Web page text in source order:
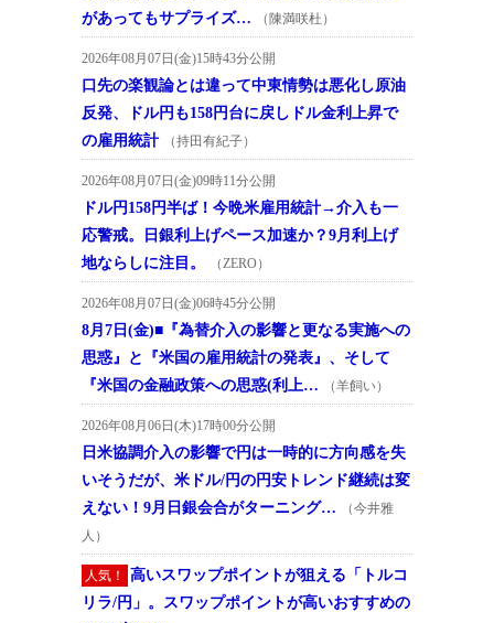
があってもサプライズ…
（陳満咲杜）
2026年08月07日(金)15時43分公開
口先の楽観論とは違って中東情勢は悪化し原油
反発、ドル円も158円台に戻しドル金利上昇で
の雇用統計
（持田有紀子）
2026年08月07日(金)09時11分公開
ドル円158円半ば！今晩米雇用統計→介入も一
応警戒。日銀利上げペース加速か？9月利上げ
地ならしに注目。
（ZERO）
2026年08月07日(金)06時45分公開
8月7日(金)■『為替介入の影響と更なる実施への
思惑』と『米国の雇用統計の発表』、そして
『米国の金融政策への思惑(利上…
（羊飼い）
2026年08月06日(木)17時00分公開
日米協調介入の影響で円は一時的に方向感を失
いそうだが、米ドル/円の円安トレンド継続は変
えない！9月日銀会合がターニング…
（今井雅
人）
人気！
高いスワップポイントが狙える「トルコ
リラ/円」。スワップポイントが高いおすすめの